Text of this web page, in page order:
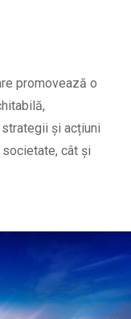
promovează o
și acțiuni
cât și